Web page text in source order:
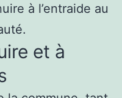
à l’entraide au
et à